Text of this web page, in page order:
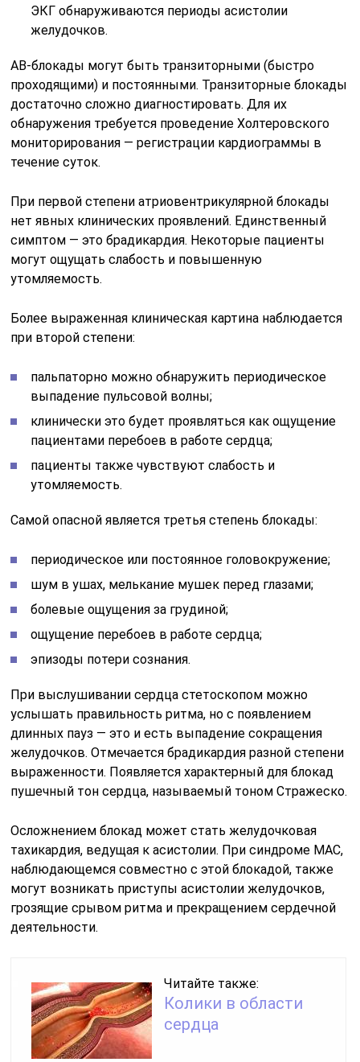
ЭКГ обнаруживаются периоды асистолии
желудочков.
АВ-блокады могут быть транзиторными (быстро
проходящими) и постоянными. Транзиторные блокады
достаточно сложно диагностировать. Для их
обнаружения требуется проведение Холтеровского
мониторирования — регистрации кардиограммы в
течение суток.
При первой степени атриовентрикулярной блокады
нет явных клинических проявлений. Единственный
симптом — это брадикардия. Некоторые пациенты
могут ощущать слабость и повышенную
утомляемость.
Более выраженная клиническая картина наблюдается
при второй степени:
пальпаторно можно обнаружить периодическое
выпадение пульсовой волны;
клинически это будет проявляться как ощущение
пациентами перебоев в работе сердца;
пациенты также чувствуют слабость и
утомляемость.
Самой опасной является третья степень блокады:
периодическое или постоянное головокружение;
шум в ушах, мелькание мушек перед глазами;
болевые ощущения за грудиной;
ощущение перебоев в работе сердца;
эпизоды потери сознания.
При выслушивании сердца стетоскопом можно
услышать правильность ритма, но с появлением
длинных пауз — это и есть выпадение сокращения
желудочков. Отмечается брадикардия разной степени
выраженности. Появляется характерный для блокад
пушечный тон сердца, называемый тоном Стражеско.
Осложнением блокад может стать желудочковая
тахикардия, ведущая к асистолии. При синдроме МАС,
наблюдающемся совместно с этой блокадой, также
могут возникать приступы асистолии желудочков,
грозящие срывом ритма и прекращением сердечной
деятельности.
Читайте также:
Колики в области
сердца